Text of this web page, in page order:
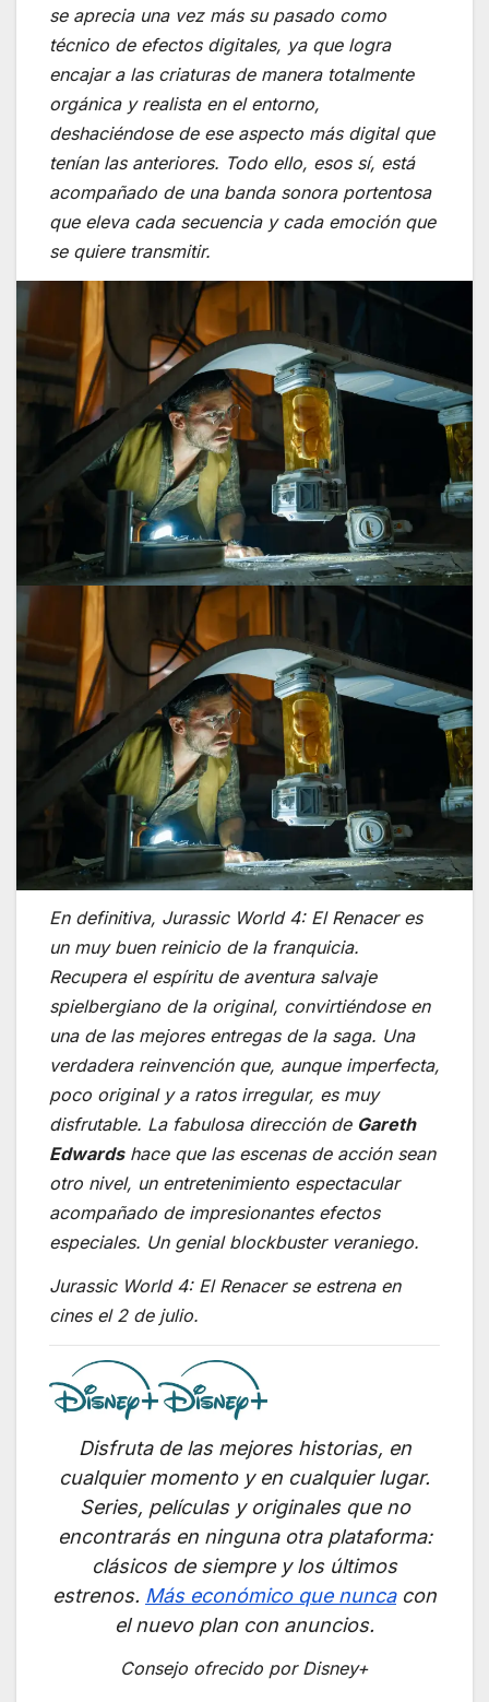
se aprecia una vez más su pasado como
técnico de efectos digitales, ya que logra
encajar a las criaturas de manera totalmente
orgánica y realista en el entorno,
deshaciéndose de ese aspecto más digital que
tenían las anteriores. Todo ello, esos sí, está
acompañado de una banda sonora portentosa
que eleva cada secuencia y cada emoción que
se quiere transmitir.
En definitiva, Jurassic World 4: El Renaceres
un muy buen reinicio de la franquicia.
Recupera el espíritu de aventura salvaje
spielbergiano de la original, convirtiéndose en
una de las mejores entregas de la saga. Una
verdadera reinvención que, aunque imperfecta,
poco original y a ratos irregular, es muy
disfrutable. La fabulosa dirección de Gareth
Edwardshace que las escenas de acción sean
otro nivel, un entretenimiento espectacular
acompañado de impresionantes efectos
especiales. Un genial blockbuster veraniego.
Jurassic World 4: El Renacerse estrena en
cines el 2 de julio.
Disfruta de las mejores historias, en
cualquier momento y en cualquier lugar.
Series, películas y originales que no
encontrarás en ninguna otra plataforma:
clásicos de siempre y los últimos
estrenos. Más económico que nuncacon
el nuevo plan con anuncios.
Consejo ofrecido por Disney+